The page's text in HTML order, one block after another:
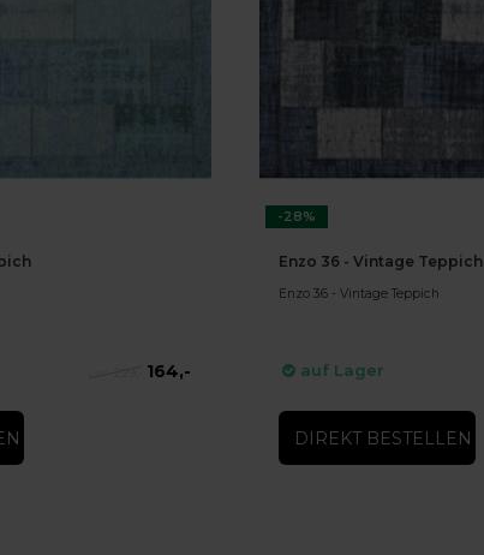
164,-
-28%
Enzo 36 - Vintage Teppich
Enzo 36 - Vintage Teppich
auf Lager
DIREKT BESTELLEN